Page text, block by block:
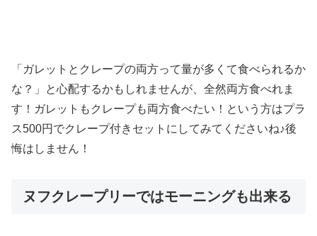
「ガレットとクレープの両方って量が多くて食べられるか
な？」と心配するかもしれませんが、全然両方食べれま
す！ガレットもクレープも両方食べたい！という方はプラ
ス500円でクレープ付きセットにしてみてくださいね♪後
悔はしません！
ヌフクレープリーではモーニングも出来る